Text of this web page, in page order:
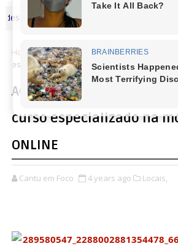
um Feliz dia dos Pais
Home Locais
ACILS - Cursos de
especializado na modalidade ONLINE
ACILS - Cursos de
curso especializado na
ONLINE
Cantu em Foco 4 years ago Locais,